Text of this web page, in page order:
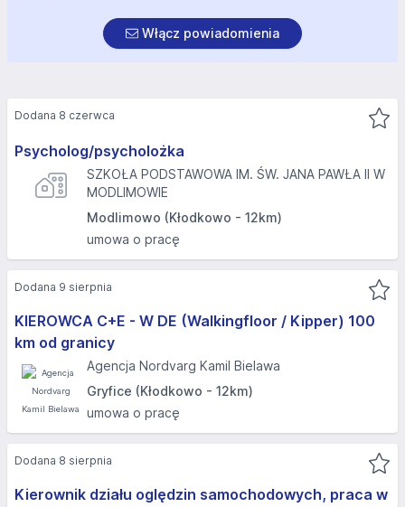
Włącz powiadomienia
Psycholog/psycholożka
SZKOŁA PODSTAWOWA IM. ŚW. JANA PAWŁA II W
MODLIMOWIE
Modlimowo (Kłodkowo - 12km)
umowa o pracę
Dodana 8 czerwca
KIEROWCA C+E - W DE (Walkingfloor / Kipper) 100
km od granicy
Agencja Nordvarg Kamil Bielawa
Gryfice (Kłodkowo - 12km)
umowa o pracę
Dodana 9 sierpnia
Kierownik działu oględzin samochodowych, praca w
Dodana 8 sierpnia